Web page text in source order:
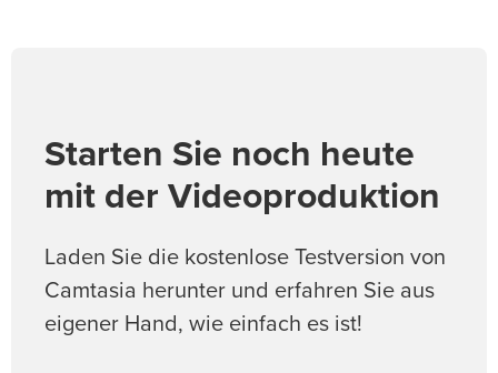
Starten Sie noch heute
mit der Videoproduktion
Laden Sie die kostenlose Testversion von
Camtasia herunter und erfahren Sie aus
eigener Hand, wie einfach es ist!